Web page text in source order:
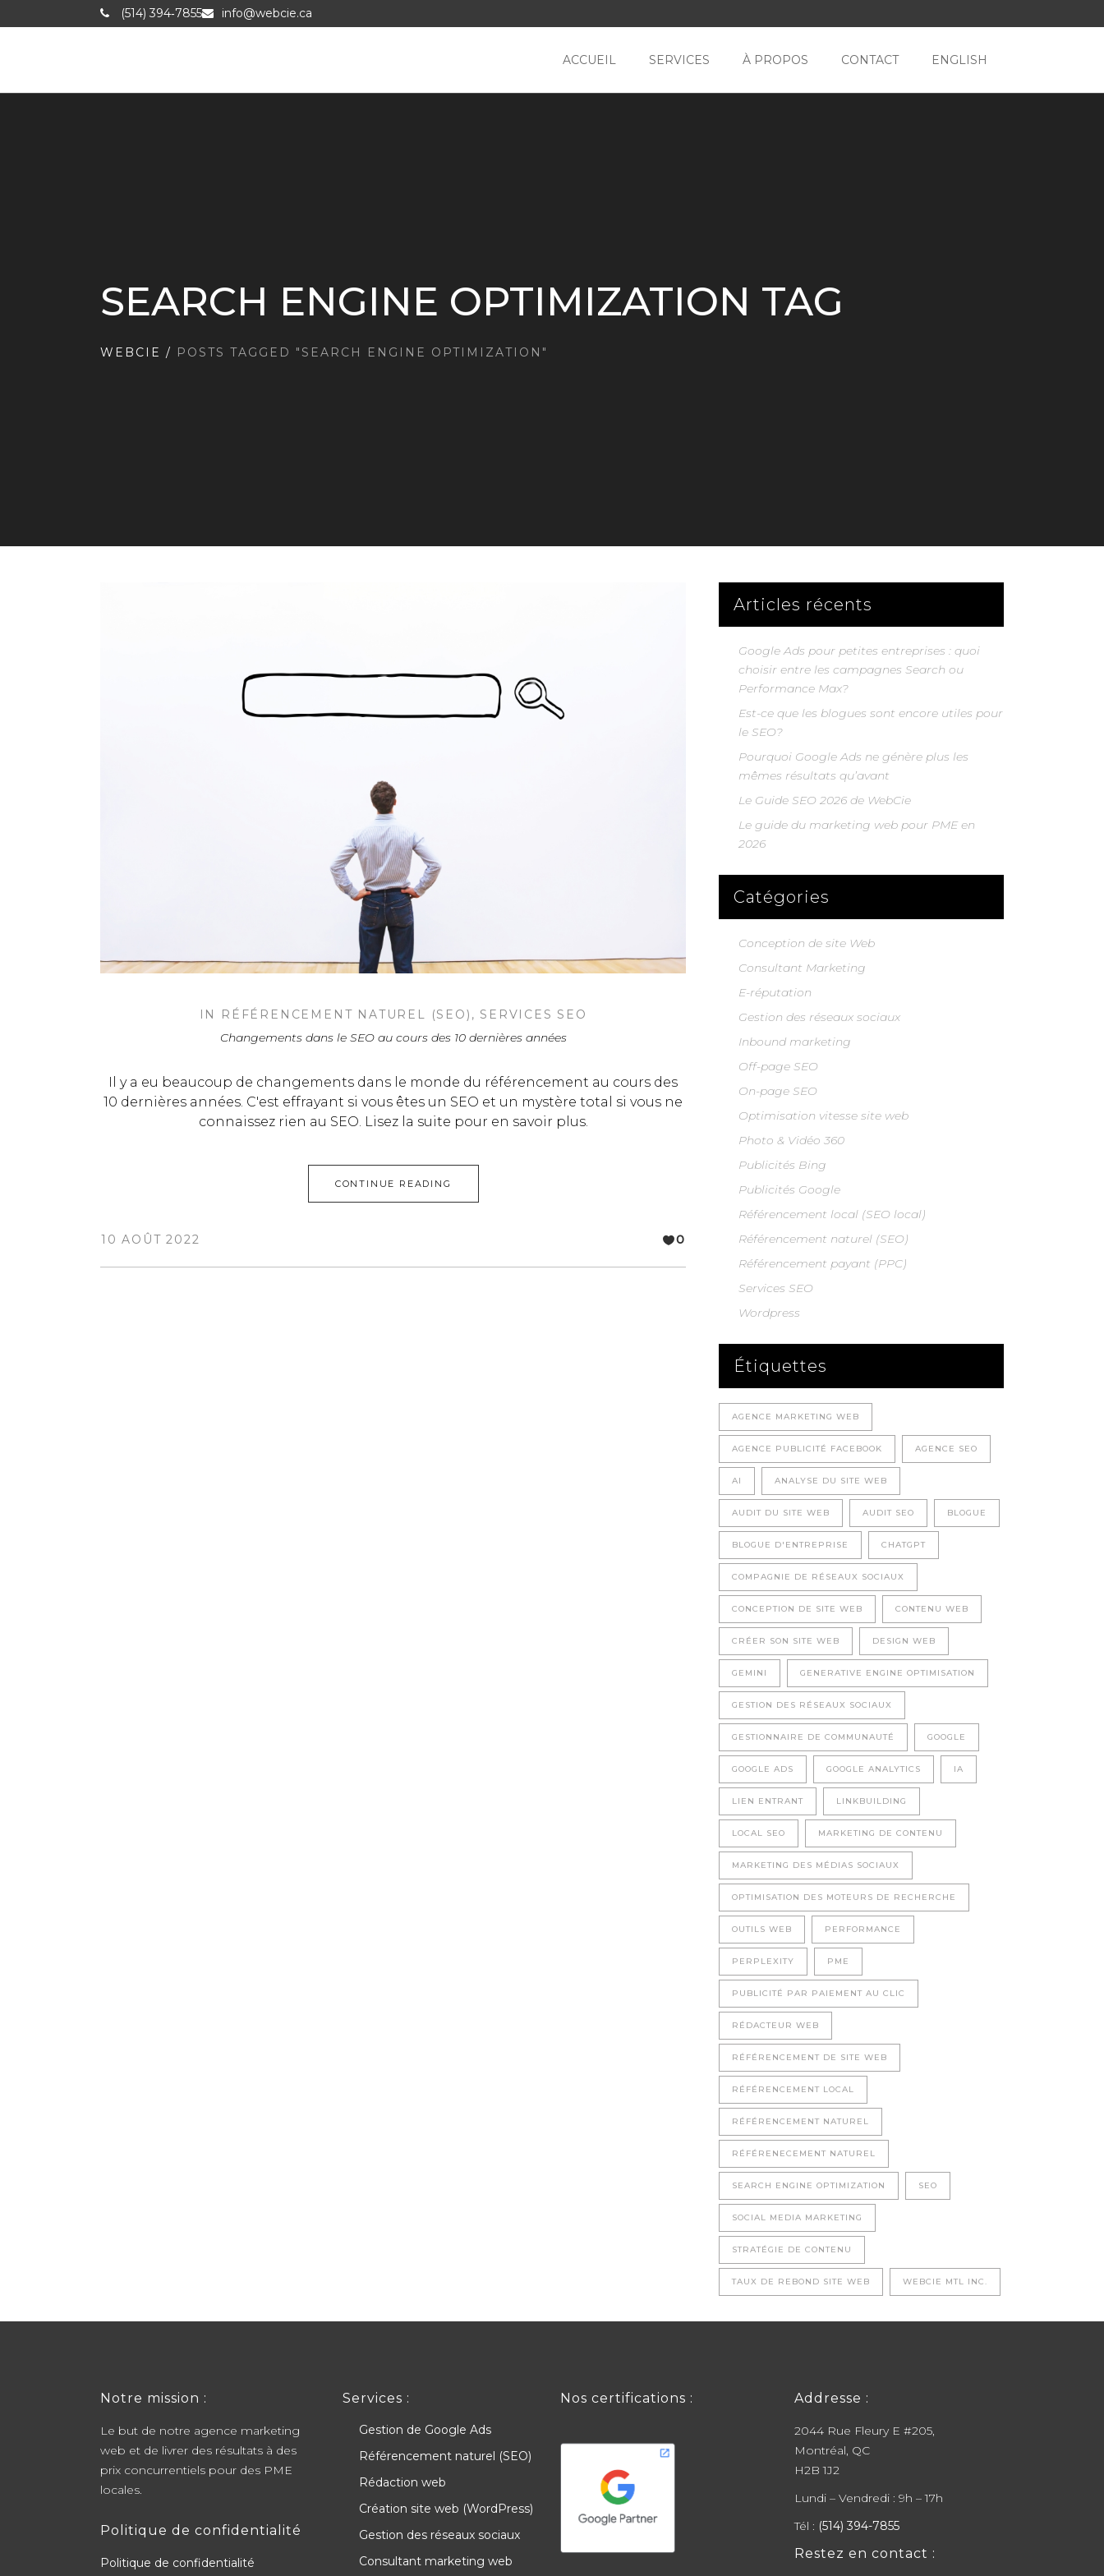
(514) 394‑7855 info@webcie.ca
ACCUEIL SERVICES À PROPOS CONTACT ENGLISH
SEARCH ENGINE OPTIMIZATION TAG
WEBCIE / POSTS TAGGED "SEARCH ENGINE OPTIMIZATION"
IN RÉFÉRENCEMENT NATUREL (SEO) , SERVICES SEO
Changements dans le SEO au cours des 10 dernières années
Il y a eu beaucoup de changements dans le monde du référencement au cours des
10 dernières années. C'est effrayant si vous êtes un SEO et un mystère total si vous ne
connaissez rien au SEO. Lisez la suite pour en savoir plus.
CONTINUE READING
10 AOÛT 2022 0
Articles récents
Google Ads pour petites entreprises : quoi
choisir entre les campagnes Search ou
Performance Max?
Est-ce que les blogues sont encore utiles pour
le SEO?
Pourquoi Google Ads ne génère plus les
mêmes résultats qu’avant
Le Guide SEO 2026 de WebCie
Le guide du marketing web pour PME en
2026
Catégories
Conception de site Web
Consultant Marketing
E-réputation
Gestion des réseaux sociaux
Inbound marketing
Off-page SEO
On-page SEO
Optimisation vitesse site web
Photo & Vidéo 360
Publicités Bing
Publicités Google
Référencement local (SEO local)
Référencement naturel (SEO)
Référencement payant (PPC)
Services SEO
Wordpress
Étiquettes
AGENCE MARKETING WEB
AGENCE PUBLICITÉ FACEBOOK AGENCE SEO
AI ANALYSE DU SITE WEB
AUDIT DU SITE WEB AUDIT SEO BLOGUE
BLOGUE D'ENTREPRISE CHATGPT
COMPAGNIE DE RÉSEAUX SOCIAUX
CONCEPTION DE SITE WEB CONTENU WEB
CRÉER SON SITE WEB DESIGN WEB
GEMINI GENERATIVE ENGINE OPTIMISATION
GESTION DES RÉSEAUX SOCIAUX
GESTIONNAIRE DE COMMUNAUTÉ GOOGLE
GOOGLE ADS GOOGLE ANALYTICS IA
LIEN ENTRANT LINKBUILDING
LOCAL SEO MARKETING DE CONTENU
MARKETING DES MÉDIAS SOCIAUX
OPTIMISATION DES MOTEURS DE RECHERCHE
OUTILS WEB PERFORMANCE
PERPLEXITY PME
PUBLICITÉ PAR PAIEMENT AU CLIC
RÉDACTEUR WEB
RÉFÉRENCEMENT DE SITE WEB
RÉFÉRENCEMENT LOCAL
RÉFÉRENCEMENT NATUREL
RÉFÉRENECEMENT NATUREL
SEARCH ENGINE OPTIMIZATION SEO
SOCIAL MEDIA MARKETING
STRATÉGIE DE CONTENU
TAUX DE REBOND SITE WEB WEBCIE MTL INC.
Notre mission :
Le but de notre agence marketing
web et de livrer des résultats à des
prix concurrentiels pour des PME
locales.
Politique de confidentialité
Politique de confidentialité
Services :
Gestion de Google Ads
Référencement naturel (SEO)
Rédaction web
Création site web (WordPress)
Gestion des réseaux sociaux
Consultant marketing web
Nos certifications : Addresse :
2044 Rue Fleury E #205,
Montréal, QC
H2B 1J2
Lundi – Vendredi : 9h – 17h
Tél : (514) 394-7855
Restez en contact :